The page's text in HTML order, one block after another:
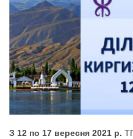
З 12 по 17 вересня 2021 р.